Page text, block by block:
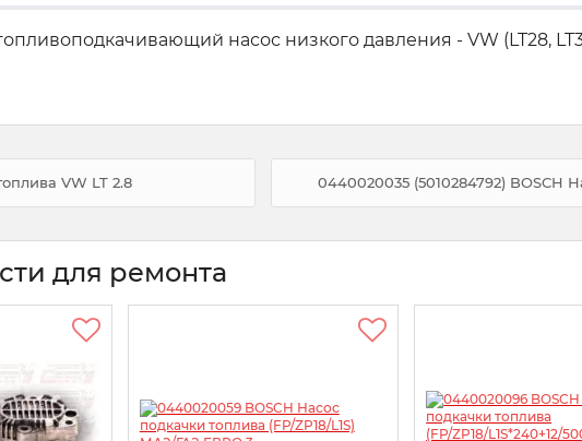
насос низкого давления - VW (LT28,
VW LT 2.8 0440020035 (5010284792) BOSCH
для ремонта